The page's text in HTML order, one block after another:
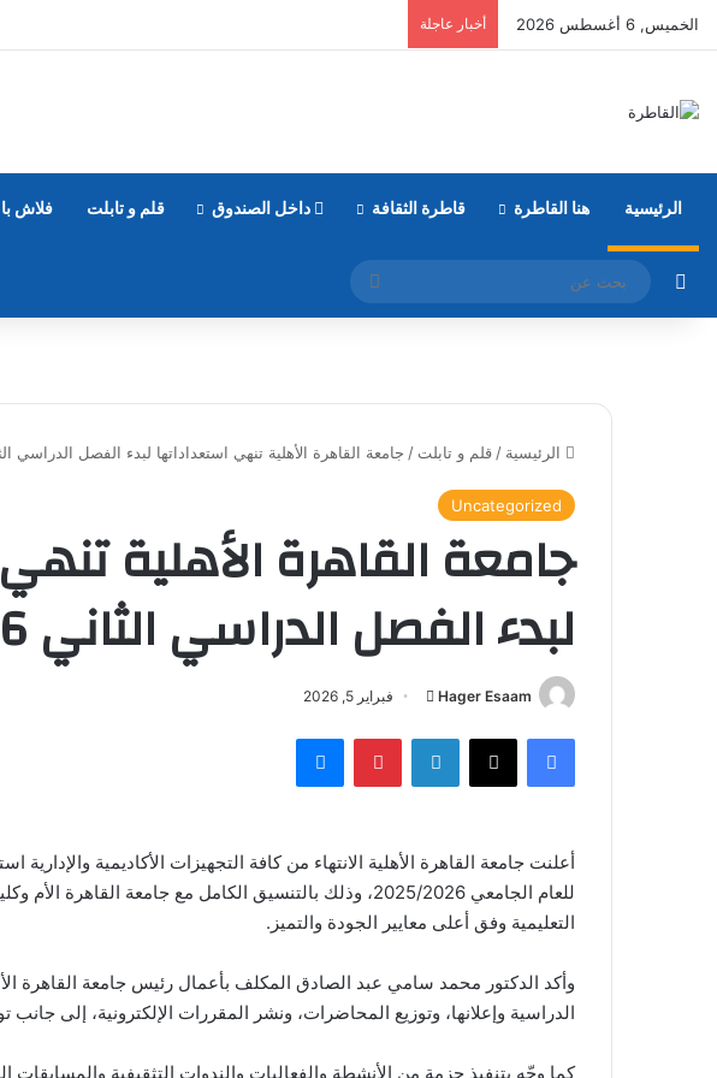
الخميس, 6 أغسطس 2026 أخبار عاجلة
الرئيسية هنا القاطرة قاطرة الثقافة داخل الصندوق قلم و تابلت فلاش
مقال عشوائي
بحث
عن
الرئيسية / قلم و تابلت / جامعة القاهرة الأهلية تنهي استعداداتها لبدء الفصل الدراسي الثاني
Uncategorized
جامعة القاهرة الأهلية
لبدء الفصل الدراسي الثاني 2025/2026
Hager Esaam
أرسل
إلكترونيا
فبراير 5, 2026
فيسبوك ‫X لينكدإن بينتيريستماسنجر
أعلنت جامعة القاهرة الأهلية الانتهاء من كافة التجهيزات الأكاديمية والإدارية
للعام الجامعي 2025/2026، وذلك بالتنسيق الكامل مع جامعة
التعليمية وفق أعلى معايير الجودة والتميز.
وأكد الدكتور محمد سامي عبد الصادق المكلف بأعمال رئيس جامعة القاهرة
الدراسية وإعلانها، وتوزيع المحاضرات، ونشر المقررات الإلكترونية، إلى جانب
كما وجّه بتنفيذ حزمة من الأنشطة والفعاليات والندوات التثقيفية